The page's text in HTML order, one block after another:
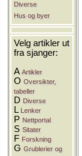
Diverse
Hus og byer
Velg artikler ut
fra sjanger:
AArtikler
OOversikter,
tabeller
D Diverse
L Lenker
P Nettportal
SSitater
F Forskning
GGrublerier og